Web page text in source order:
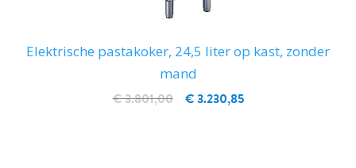
Elektrische pastakoker, 24,5 liter op kast, zonder
mand
€ 3.230,85
€ 3.801,00